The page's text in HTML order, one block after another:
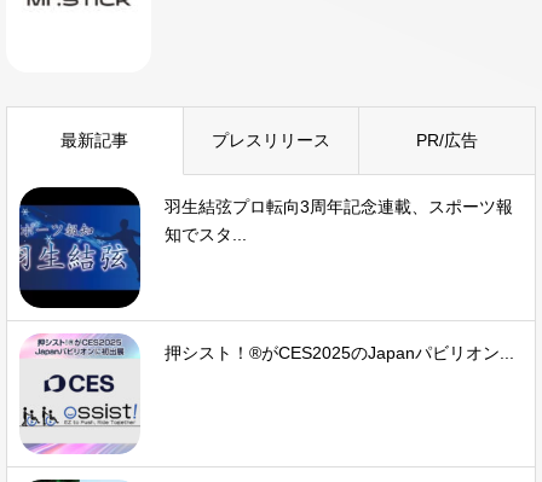
最新記事 プレスリリース PR/広告
羽生結弦プロ転向3周年記念連載、スポーツ報
知でスタ...
押シスト！®がCES2025のJapanパビリオン...